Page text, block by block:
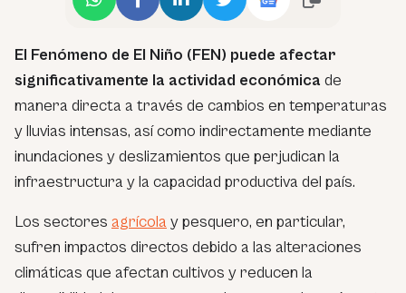
El Fenómeno de El Niño (FEN) puede afectar
significativamente la actividad económica de
manera directa a través de cambios en temperaturas
y lluvias intensas, así como indirectamente mediante
inundaciones y deslizamientos que perjudican la
infraestructura y la capacidad productiva del país.
Los sectores agrícola y pesquero, en particular,
sufren impactos directos debido a las alteraciones
climáticas que afectan cultivos y reducen la